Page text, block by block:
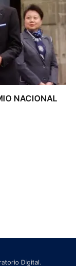
NACIONAL
Digital.